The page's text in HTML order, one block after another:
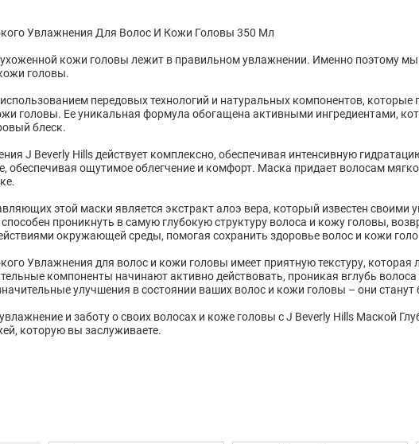
Увлажнения Для Волос И Кожи Головы 350 Мл
кожи головы лежит в правильном увлажнении. Именно поэтому
головы.
передовых технологий и натуральных компонентов,
головы. Ее уникальная формула обогащена активными ингредиентами,
блеск.
J Beverly Hills действует комплексно, обеспечивая интенсивную
обеспечивая ощутимое облегчение и комфорт. Маска придает волосам
этой маски является экстракт алоэ вера, который известен
проникнуть в самую глубокую структуру волоса и кожу головы,
окружающей среды, помогая сохранить здоровье волос и кожи
Увлажнения для волос и кожи головы имеет приятную текстуру, которая
компоненты начинают активно действовать, проникая вглубь
улучшения в состоянии ваших волос и кожи головы – они
и заботу о своих волосах и коже головы с J Beverly Hills Маской
которую вы заслуживаете.